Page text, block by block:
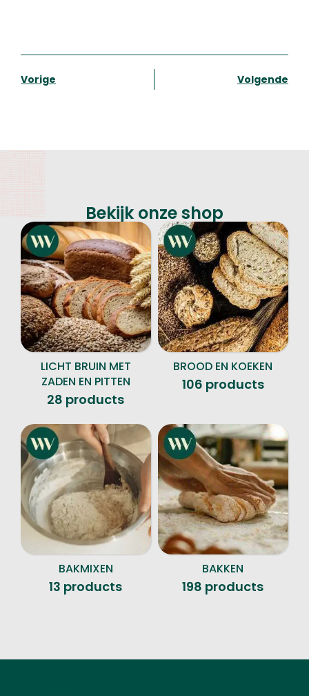
Vorige Volgende
Bekijk onze shop
LICHT BRUIN MET
ZADEN EN PITTEN
28 products
BROOD EN KOEKEN
106 products
BAKMIXEN
13 products
BAKKEN
198 products